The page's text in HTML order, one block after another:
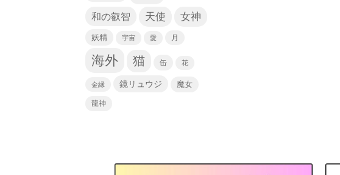
和の叡智 天使 女神
妖精 宇宙 愛 月
海外 猫 缶 花
金縁 鏡リュウジ 魔女
龍神